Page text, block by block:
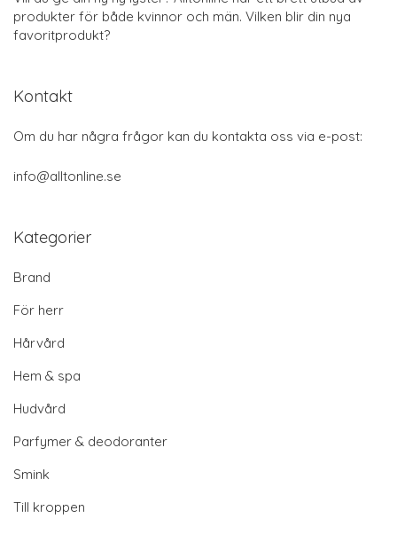
produkter för både kvinnor och män. Vilken blir din nya
favoritprodukt?
Kontakt
Om du har några frågor kan du kontakta oss via e-post:
info@alltonline.se
Kategorier
Brand
För herr
Hårvård
Hem & spa
Hudvård
Parfymer & deodoranter
Smink
Till kroppen